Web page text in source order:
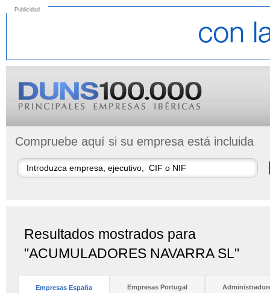
Publicidad
Compruebe aquí si su empresa está incluida
Resultados mostrados para
"ACUMULADORES NAVARRA SL"
Empresas España Empresas Portugal